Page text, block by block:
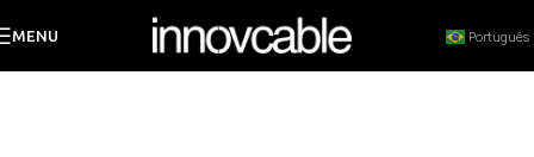
MENU Português